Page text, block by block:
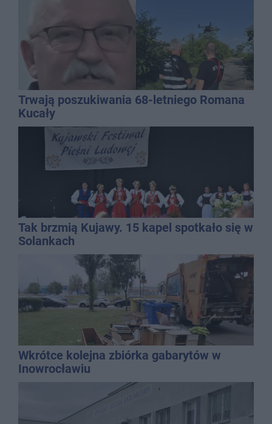
Trwają poszukiwania 68-letniego Romana
Kucały
Tak brzmią Kujawy. 15 kapel spotkało się w
Solankach
Wkrótce kolejna zbiórka gabarytów w
Inowrocławiu